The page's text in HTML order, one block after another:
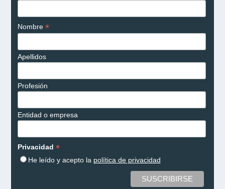
Nombre *
Apellidos
Profesión
Entidad o empresa
Privacidad *
He leído y acepto la política de privacidad